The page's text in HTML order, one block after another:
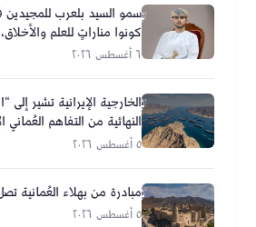
سمو السيد بلعرب للمجيدين
كونوا مناراتٍ للعلم
مستقبل عُمان
٦ أغسطس ٢٠٢٦
الخارجية الإيرانية تشير إلى
النهائية من التفاهم
هرمز
٥ أغسطس ٢٠٢٦
مبادرة من بهلاء العُمانية
٥ أغسطس ٢٠٢٦